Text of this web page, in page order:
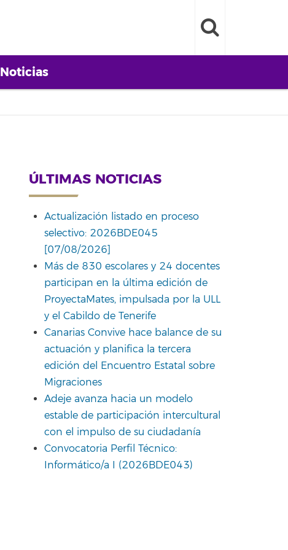
Noticias
ÚLTIMAS NOTICIAS
Actualización listado en proceso
selectivo: 2026BDE045
[07/08/2026]
Más de 830 escolares y 24 docentes
participan en la última edición de
ProyectaMates, impulsada por la ULL
y el Cabildo de Tenerife
Canarias Convive hace balance de su
actuación y planifica la tercera
edición del Encuentro Estatal sobre
Migraciones
Adeje avanza hacia un modelo
estable de participación intercultural
con el impulso de su ciudadanía
Convocatoria Perfil Técnico:
Informático/a I (2026BDE043)